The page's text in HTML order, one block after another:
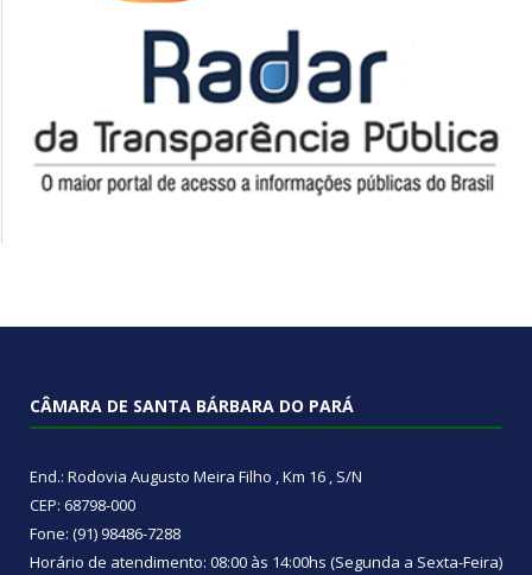
CÂMARA DE SANTA BÁRBARA DO PARÁ
End.: Rodovia Augusto Meira Filho , Km 16 , S/N
CEP: 68798-000
Fone: (91) 98486-7288
Horário de atendimento: 08:00 às 14:00hs (Segunda a Sexta-Feira)